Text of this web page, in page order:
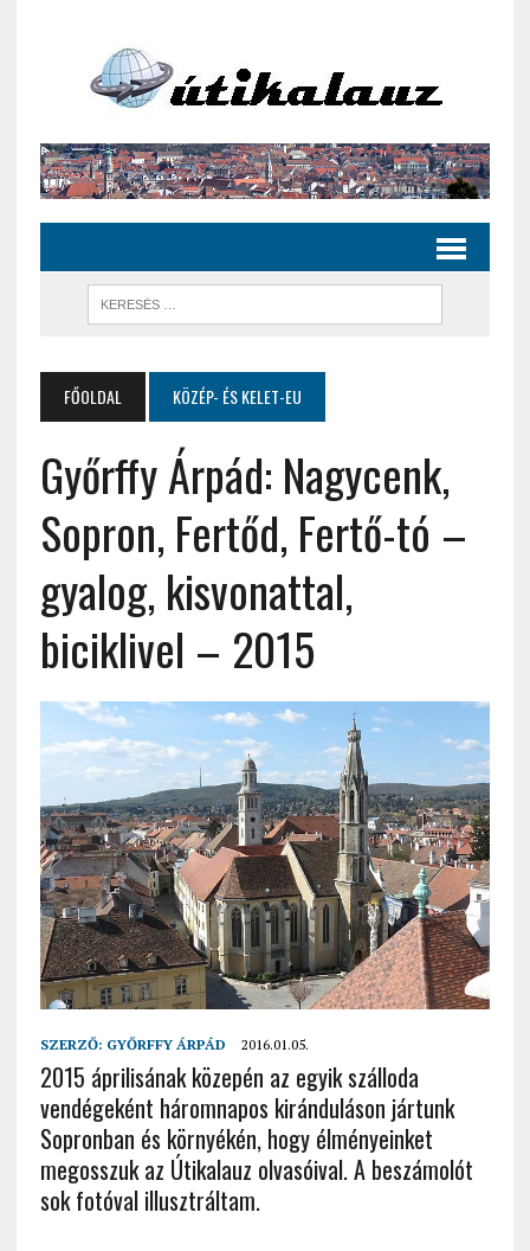
FŐOLDAL KÖZÉP- ÉS KELET-EU
Győrffy Árpád: Nagycenk,
Sopron, Fertőd, Fertő-tó –
gyalog, kisvonattal,
biciklivel – 2015
SZERZŐ: GYŐRFFY ÁRPÁD 2016.01.05.
2015 áprilisának közepén az egyik szálloda
vendégeként háromnapos kiránduláson jártunk
Sopronban és környékén, hogy élményeinket
megosszuk az Útikalauz olvasóival. A beszámolót
sok fotóval illusztráltam.